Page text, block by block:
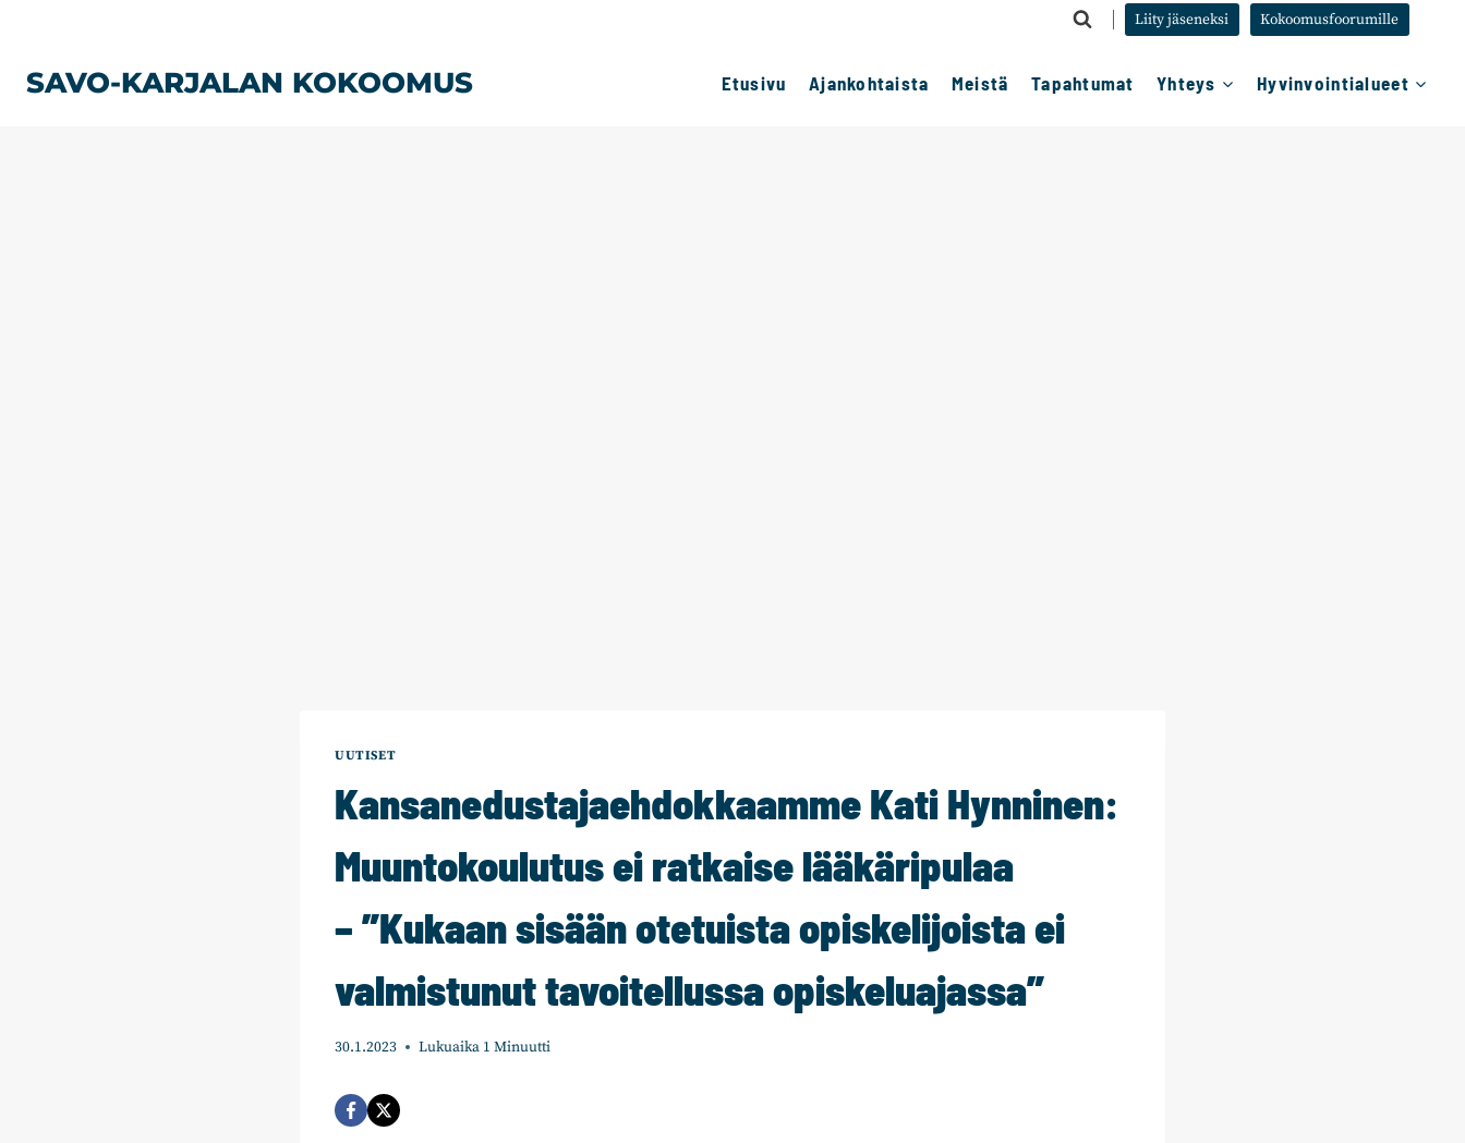
Liity jäseneksi Kokoomusfoorumille
SAVO-KARJALAN KOKOOMUS Etusivu Ajankohtaista Meistä Tapahtumat Yhteys Hyvinvointialueet
UUTISET
Kansanedustajaehdokkaamme Kati Hynninen:
Muuntokoulutus ei ratkaise lääkäripulaa
– ”Kukaan sisään otetuista opiskelijoista ei
valmistunut tavoitellussa opiskeluajassa”
30.1.2023 Lukuaika 1 Minuutti